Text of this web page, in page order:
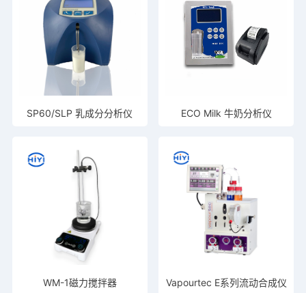
SP60/SLP 乳成分分析仪 ECO Milk 牛奶分析仪
WM-1磁力搅拌器 Vapourtec E系列流动合成仪